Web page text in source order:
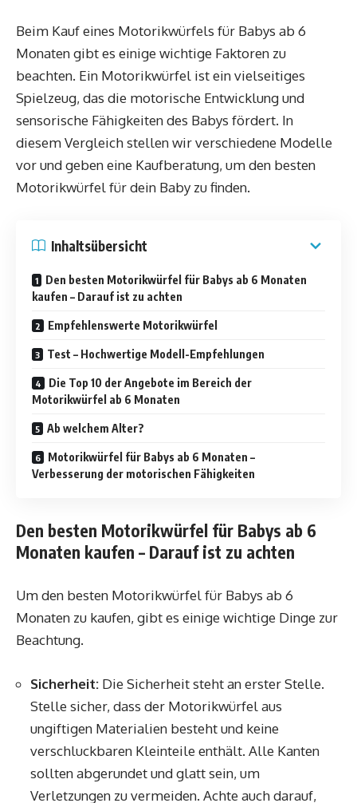
Beim Kauf eines Motorikwürfels für Babys ab 6
Monaten gibt es einige wichtige Faktoren zu
beachten. Ein Motorikwürfel ist ein vielseitiges
Spielzeug, das die motorische Entwicklung und
sensorische Fähigkeiten des Babys fördert. In
diesem Vergleich stellen wir verschiedene Modelle
vor und geben eine Kaufberatung, um den besten
Motorikwürfel für dein Baby zu finden.
Inhaltsübersicht
Den besten Motorikwürfel für Babys ab 6 Monaten
kaufen – Darauf ist zu achten
Empfehlenswerte Motorikwürfel
Test – Hochwertige Modell-Empfehlungen
Die Top 10 der Angebote im Bereich der
Motorikwürfel ab 6 Monaten
Ab welchem Alter?
Motorikwürfel für Babys ab 6 Monaten –
Verbesserung der motorischen Fähigkeiten
Den besten Motorikwürfel für Babys ab 6
Monaten kaufen – Darauf ist zu achten
Um den besten Motorikwürfel für Babys ab 6
Monaten zu kaufen, gibt es einige wichtige Dinge zur
Beachtung.
Sicherheit: Die Sicherheit steht an erster Stelle.
Stelle sicher, dass der Motorikwürfel aus
ungiftigen Materialien besteht und keine
verschluckbaren Kleinteile enthält. Alle Kanten
sollten abgerundet und glatt sein, um
Verletzungen zu vermeiden. Achte auch darauf,